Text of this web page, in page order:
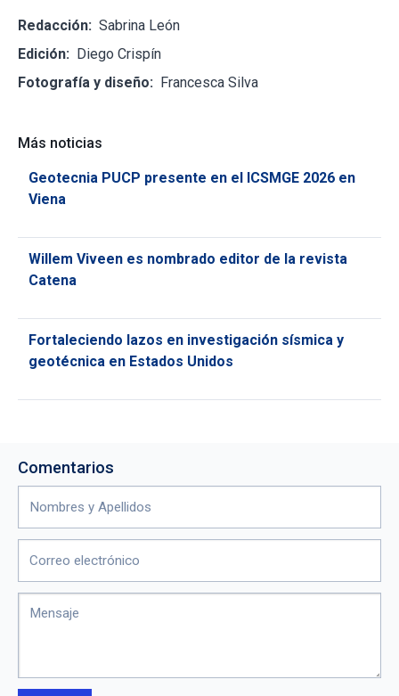
Redacción: Sabrina León
Edición: Diego Crispín
Fotografía y diseño: Francesca Silva
Más noticias
Geotecnia PUCP presente en el ICSMGE 2026 en
Viena
Willem Viveen es nombrado editor de la revista
Catena
Fortaleciendo lazos en investigación sísmica y
geotécnica en Estados Unidos
Comentarios